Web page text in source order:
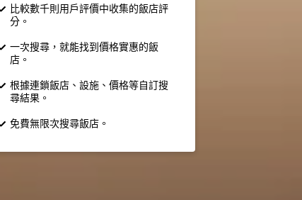
比較數千則用戶評價中收集的飯店評
分。
一次搜尋，就能找到價格實惠的飯
店。
根據連鎖飯店、設施、價格等自訂搜
尋結果。
免費無限次搜尋飯店。